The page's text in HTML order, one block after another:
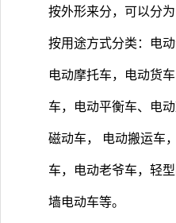
按外形来分，可以分
按用途方式分类：电
电动摩托车，电动货
车，电动平衡车、电
磁动车， 电动搬运车
车，电动老爷车，轻
墙电动车等。